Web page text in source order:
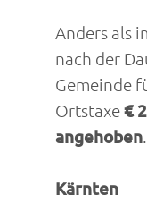
Anders als
nach der
Gemeinde
Ortstaxe€
angehoben.
Kärnten